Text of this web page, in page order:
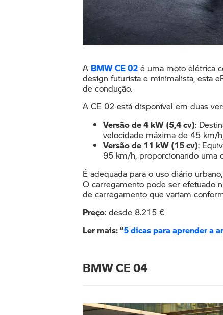
A BMW CE 02 é uma moto elétrica
design futurista e minimalista, esta
de condução.
A CE 02 está disponível em duas
Versão de 4 kW (5,4 cv):
velocidade máxima de 45 km/
Versão de 11 kW (15 cv):
95 km/h, proporcionando uma
É adequada para o uso diário
O carregamento pode ser efetuado
de carregamento que variam
Preço: desde 8.215 €
Ler mais: “5 dicas para aprender a
BMW CE 04